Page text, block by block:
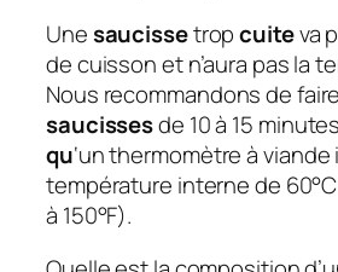
Unesaucissetropcuiteva
de cuisson et n’aura pas la
Nous recommandons de
saucissesde 10 à 15
qu‘un thermomètre à
température interne de 60°C
à 150°F).